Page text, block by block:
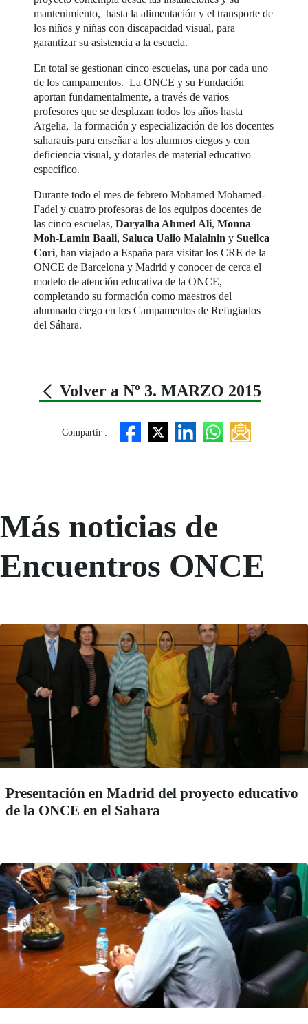
mantenimiento, hasta la alimentación y el transporte de
los niños y niñas con discapacidad visual, para
garantizar su asistencia a la escuela.
En total se gestionan cinco escuelas, una por cada uno
de los campamentos. La ONCE y su Fundación
aportan fundamentalmente, a través de varios
profesores que se desplazan todos los años hasta
Argelia, la formación y especialización de los docentes
saharauis para enseñar a los alumnos ciegos y con
deficiencia visual, y dotarles de material educativo
específico.
Durante todo el mes de febrero Mohamed Mohamed-
Fadel y cuatro profesoras de los equipos docentes de
las cinco escuelas,Daryalha Ahmed Ali,Monna
Moh-Lamin Baali,Saluca Ualio MalaininySueilca
Cori, han viajado a España para visitar los CRE de la
ONCE de Barcelona y Madrid y conocer de cerca el
modelo de atención educativa de la ONCE,
completando su formación como maestros del
alumnado ciego en los Campamentos de Refugiados
del Sáhara.
Volver a Nº 3. MARZO 2015
Compartir :
Más noticias de
Encuentros ONCE
Presentación en Madrid del proyecto educativo
de la ONCE en el Sahara